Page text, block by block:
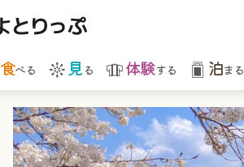
食べる 見 る 体験する 泊まる